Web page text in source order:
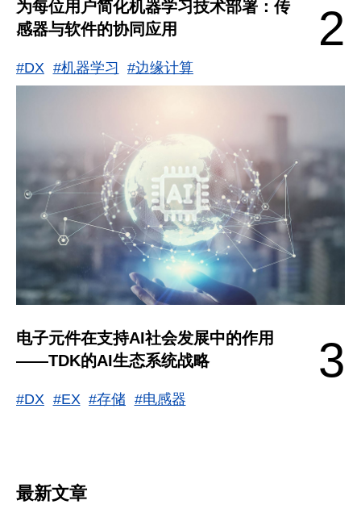
2
为每位用户简化机器学习技术部署：传
感器与软件的协同应用
#DX #机器学习 #边缘计算
3
电子元件在支持AI社会发展中的作用
——TDK的AI生态系统战略
#DX #EX #存储 #电感器
最新文章